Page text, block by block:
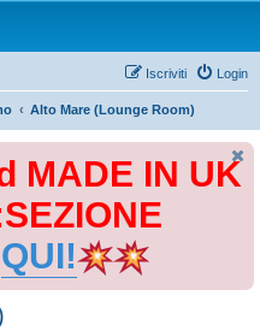
Login
Iscriviti
Alto Mare (Lounge Room)
MADE IN UK
QUI!